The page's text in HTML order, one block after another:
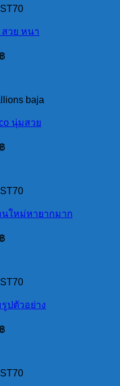
สวย หนา
฿
baja
นุ่มสวย
฿
นใหม่หายากมาก
฿
ปตัวอย่าง
฿